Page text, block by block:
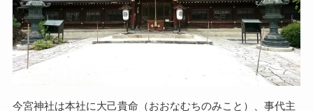
今宮神社は本社に大己貴命（おおなむちのみこと）、事代主